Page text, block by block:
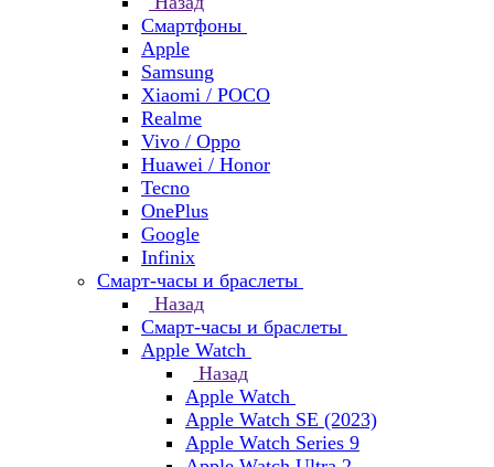
Смартфоны
Apple
Samsung
Xiaomi / POCO
Realme
Vivo / Oppo
Huawei / Honor
Tecno
OnePlus
Google
Infinix
Смарт-часы и браслеты
Назад
Смарт-часы и браслеты
Apple Watch
Назад
Apple Watch
Apple Watch SE (2023)
Apple Watch Series 9